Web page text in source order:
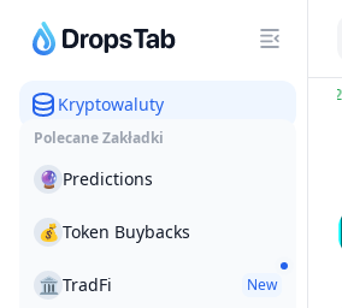
Kryptowaluty
Polecane Zakładki
🔮 Predictions
💰 Token Buybacks
🏛 TradFi New
BTC:$65,048.17 0.40% 0.42%